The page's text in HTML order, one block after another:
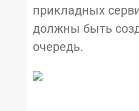
прикладных
должны быть
очередь.